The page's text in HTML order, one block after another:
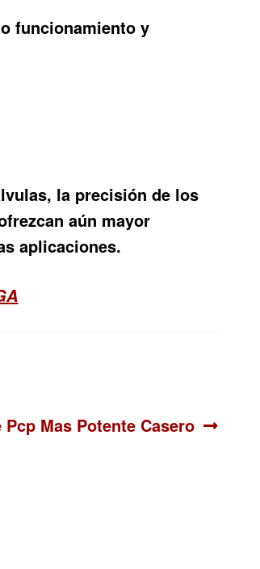
funcionamiento y
la precisión de los
aún mayor
aplicaciones.
Pcp Mas Potente Casero